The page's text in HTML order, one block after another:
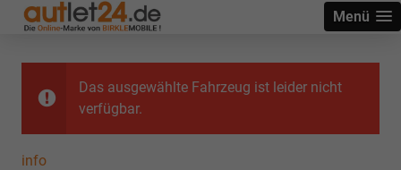
Menü
Das ausgewählte Fahrzeug ist leider nicht
verfügbar.
info